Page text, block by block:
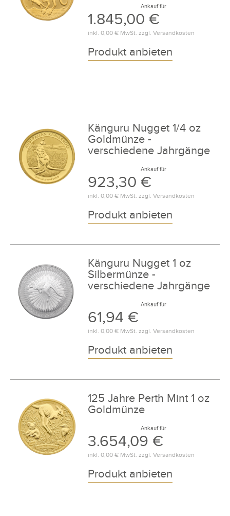
Ankauf für
1.845,00 €
inkl. 0,00 €MwSt. zzgl. Versandkosten
Produkt anbieten
Känguru Nugget 1/4 oz
Goldmünze -
verschiedene Jahrgänge
Ankauf für
923,30 €
inkl. 0,00 €MwSt. zzgl. Versandkosten
Produkt anbieten
Känguru Nugget 1 oz
Silbermünze -
verschiedene Jahrgänge
Ankauf für
61,94 €
inkl. 0,00 €MwSt. zzgl. Versandkosten
Produkt anbieten
125 Jahre Perth Mint 1 oz
Goldmünze
Ankauf für
3.654,09 €
inkl. 0,00 €MwSt. zzgl. Versandkosten
Produkt anbieten